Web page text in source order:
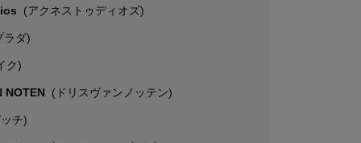
(アクネストゥディオズ)
ラダ)
ク)
NOTEN (ドリスヴァンノッテン)
チ)